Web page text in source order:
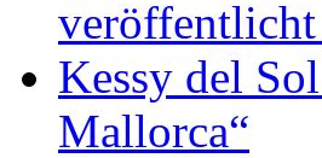
veröffentlicht
Kessy del
Mallorca“